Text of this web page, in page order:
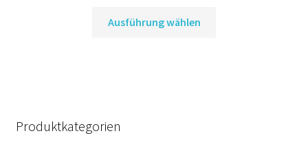
Ausführung wählen
Produktkategorien